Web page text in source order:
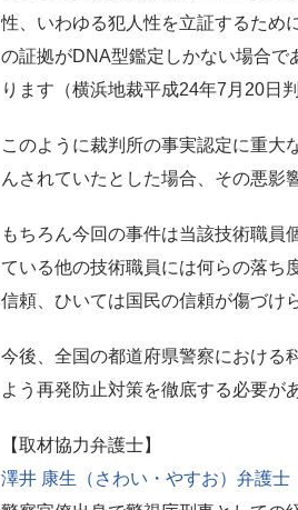
性、いわゆる犯人性を立証するため
の証拠がDNA型鑑定しかない場合で
ります（横浜地裁平成24年7月20日
このように裁判所の事実認定に重大
んされていたとした場合、その悪影
もちろん今回の事件は当該技術職員
ている他の技術職員には何らの落ち
信頼、ひいては国民の信頼が傷づけ
今後、全国の都道府県警察における
よう再発防止対策を徹底する必要が
【取材協力弁護士】
澤井 康生（さわい・やすお）弁護士